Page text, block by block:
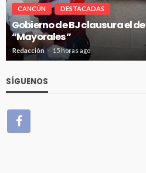
30
CANCÚN
Pablo
Hospital General
Redacción
SÍGUENOS